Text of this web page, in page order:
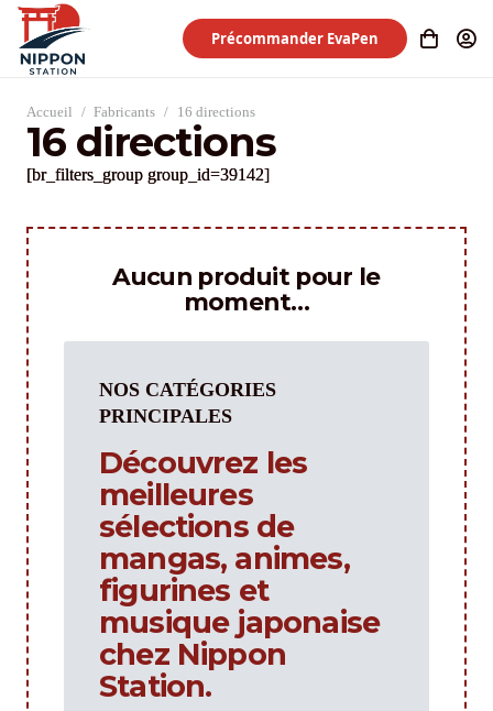
Précommander EvaPen
Accueil / Fabricants / 16 directions
16 directions
[br_filters_group group_id=39142]
Aucun produit pour le
moment…
NOS CATÉGORIES
PRINCIPALES
Découvrez les
meilleures
sélections de
mangas, animes,
figurines et
musique japonaise
chez Nippon
Station.